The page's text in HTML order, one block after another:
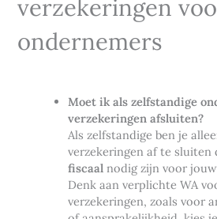
verzekeringen
ondernemers
Moet ik als zelfstandige
verzekeringen afsluiten?
Als zelfstandige ben je
verzekeringen af te
fiscaal nodig zijn voor
Denk aan verplichte WA
verzekeringen, zoals voor